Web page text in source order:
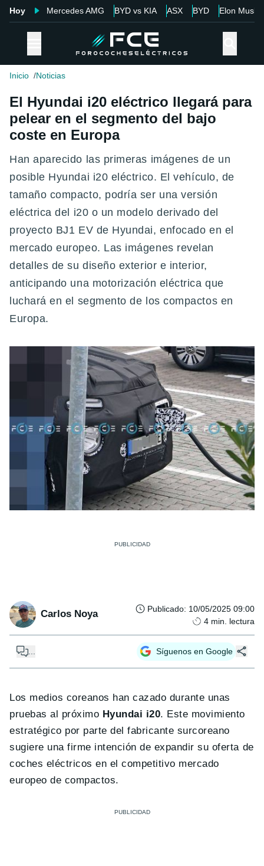
Hoy Mercedes AMG BYD vs KIA ASX BYD Elon Musk
Inicio Noticias
El Hyundai i20 eléctrico llegará para
pelear en el segmento del bajo
coste en Europa
Han aparecido las primeras imágenes de un
posible Hyundai i20 eléctrico. El vehículo, de
tamaño compacto, podría ser una versión
eléctrica del i20 o un modelo derivado del
proyecto BJ1 EV de Hyundai, enfocado en el
mercado europeo. Las imágenes revelan
detalles de su diseño exterior e interior,
anticipando una motorización eléctrica que
luchará en el segmento de los compactos en
Europa.
Carlos Noya Publicado: 10/05/2025 09:00
4 min. lectura
Síguenos en Google
Los medios coreanos han cazado durante unas
pruebas al próximo Hyundai i20. Este movimiento
estratégico por parte del fabricante surcoreano
sugiere una firme intención de expandir su oferta de
coches eléctricos en el competitivo mercado
europeo de compactos.